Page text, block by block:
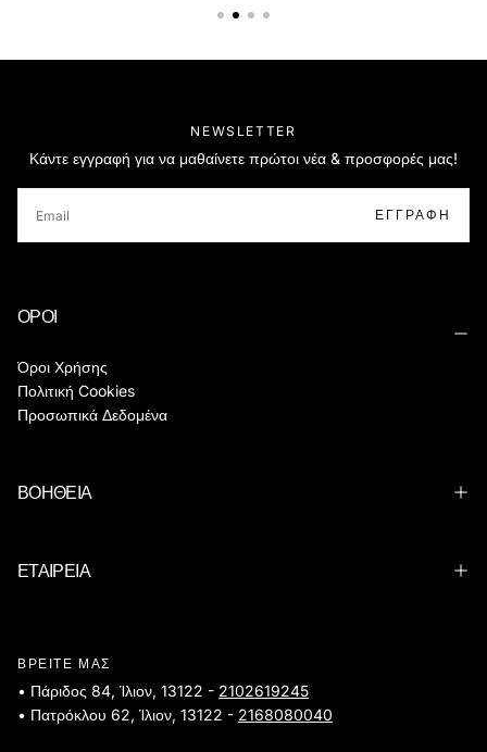
NEWSLETTER
Κάντε εγγραφή για να μαθαίνετε πρώτοι νέα & προσφορές μας!
ΕΓΓΡΑΦΉ
ΟΡΟΙ
Όροι Χρήσης
Πολιτική Cookies
Προσωπικά Δεδομένα
ΒΟΗΘΕΙΑ
ΕΤΑΙΡΕΙΑ
ΒΡΕΙΤΕ ΜΑΣ
• Πάριδος 84, Ίλιον, 13122 - 2102619245
• Πατρόκλου 62, Ίλιον, 13122 - 2168080040